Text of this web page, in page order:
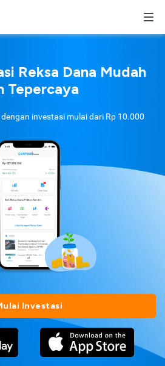
Reksa Dana Mudah
Tepercaya
investasi mulai dari Rp 10.000
Investasi